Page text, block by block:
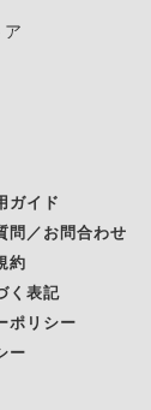
ガイド
問／お問合わせ
約
く表記
ポリシー
ー